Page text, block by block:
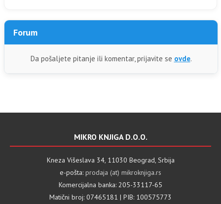
Forum
Da pošaljete pitanje ili komentar, prijavite se ovde.
MIKRO KNJIGA D.O.O.
Kneza Višeslava 34, 11030 Beograd, Srbija
e-pošta: prodaja (at) mikroknjiga.rs
Komercijalna banka: 205-33117-65
Matični broj: 07465181 | PIB: 100575773